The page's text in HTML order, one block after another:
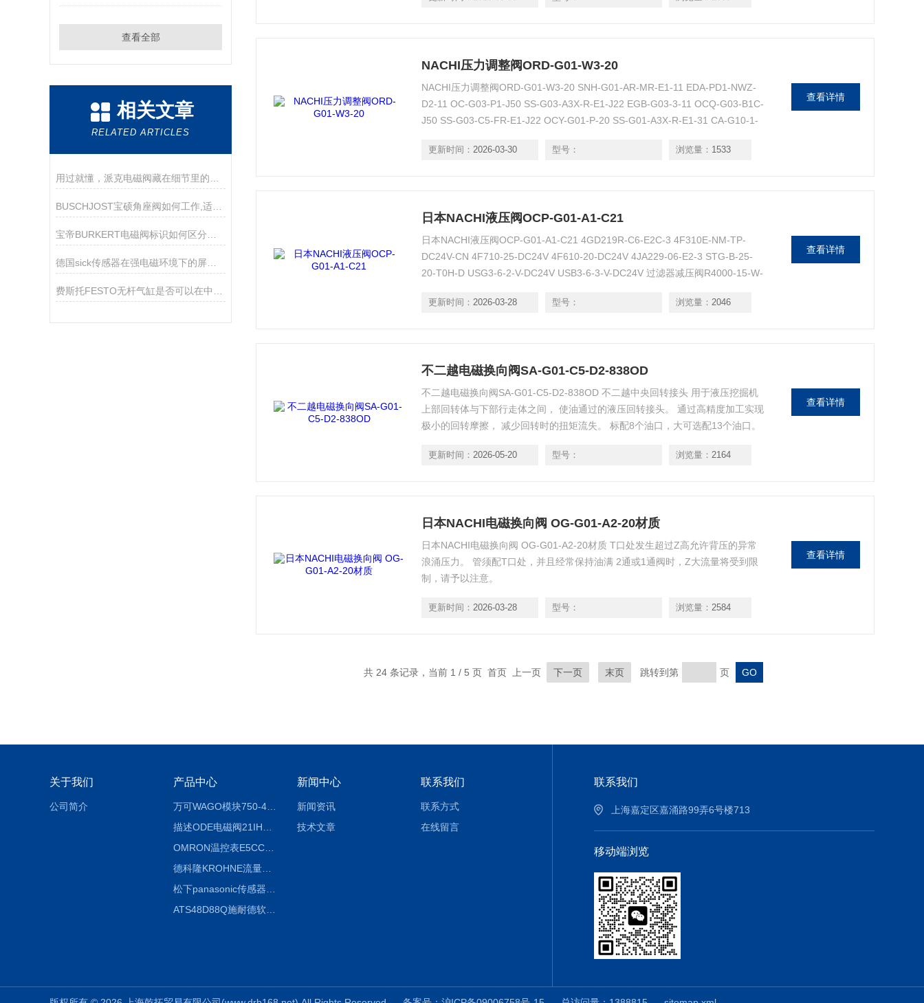
查看全部
相关文章
RELATED ARTICLES
BUSCHJOST宝硕角座阀如何工作,适用哪些场景？
NACHI压力调整阀ORD-G01-W3-20
NACHI压力调整阀ORD-G01-W3-20 SNH-G01-AR-MR-E1-11 EDA-PD1-NWZ-
D2-11 OC-G03-P1-J50 SS-G03-A3X-R-E1-J22 EGB-G03-3-11 OCQ-G03-B1C-
J50 SS-G03-C5-FR-E1-J22 OCY-G01-P-20 SS-G01-A3X-R-E1-31 CA-G10-1-
更新时间： 2026-03-30 型号： 浏览量： 1533
查看详情
日本NACHI液压阀OCP-G01-A1-C21
日本NACHI液压阀OCP-G01-A1-C21 4GD219R-C6-E2C-3 4F310E-NM-TP-
DC24V-CN 4F710-25-DC24V 4F610-20-DC24V 4JA229-06-E2-3 STG-B-25-
20-T0H-D USG3-6-2-V-DC24V USB3-6-3-V-DC24V 过滤器减压阀R4000-15-W-
更新时间： 2026-03-28 型号： 浏览量： 2046
查看详情
不二越电磁换向阀SA-G01-C5-D2-838OD
不二越电磁换向阀SA-G01-C5-D2-838OD 不二越中央回转接头 用于液压挖掘机
上部回转体与下部行走体之间， 使油通过的液压回转接头。 通过高精度加工实现
极小的回转摩擦， 减少回转时的扭矩流失。 标配8个油口，大可选配13个油口。
更新时间： 2026-05-20 型号： 浏览量： 2164
查看详情
日本NACHI电磁换向阀 OG-G01-A2-20材质
日本NACHI电磁换向阀 OG-G01-A2-20材质 T口处发生超过Z高允许背压的异常
浪涌压力。 管须配T口处，并且经常保持油满 2通或1通阀时，Z大流量将受到限
制，请予以注意。
更新时间： 2026-03-28 型号： 浏览量： 2584
查看详情
共 24 条记录，当前 1 / 5 页 首页 上一页 下一页 末页 跳转到第 页
关于我们
公司简介
产品中心
万可WAGO模块750-404/000-003
OMRON温控表E5CC-RX2ASM-800信息
德科隆KROHNE流量计OPTIFLUX4300C广泛应用
ATS48D88Q施耐德软起动器使用说明
新闻中心
新闻资讯
技术文章
联系我们
联系方式
在线留言
联系我们
上海嘉定区嘉涌路99弄6号楼713
移动端浏览